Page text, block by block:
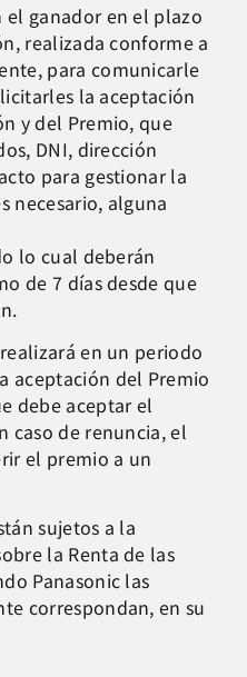
el ganador en el plazo
realizada conforme a
para comunicarle
la aceptación
y del Premio, que
DNI, dirección
para gestionar la
necesario, alguna
lo cual deberán
de 7 días desde que
en un periodo
aceptación del Premio
debe aceptar el
caso de renuncia, el
el premio a un
sujetos a la
la Renta de las
Panasonic las
correspondan, en su